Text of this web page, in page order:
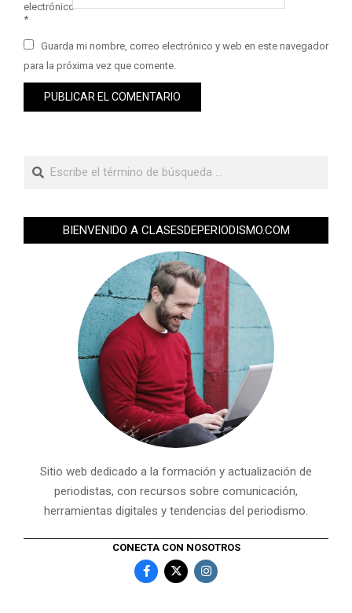
electrónico
*
Guarda mi nombre, correo electrónico y web en este navegador
para la próxima vez que comente.
BIENVENIDO A CLASESDEPERIODISMO.COM
Sitio web dedicado a la formación y actualización de
periodistas, con recursos sobre comunicación,
herramientas digitales y tendencias del periodismo.
CONECTA CON NOSOTROS